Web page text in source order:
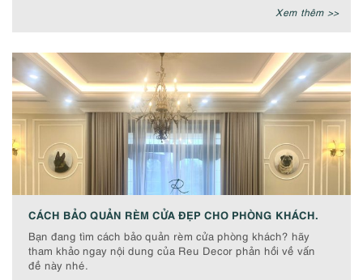
Xem thêm >>
CÁCH BẢO QUẢN RÈM CỬA ĐẸP CHO PHÒNG KHÁCH.
Bạn đang tìm cách bảo quản rèm cửa phòng khách? hãy
tham khảo ngay nội dung của Reu Decor phản hồi về vấn
đề này nhé.